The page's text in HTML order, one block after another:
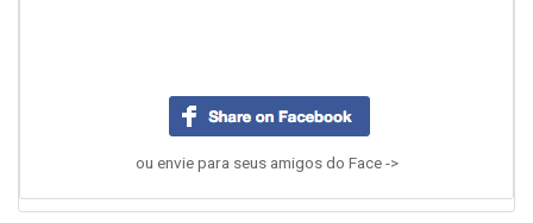
ou envie para seus amigos do Face ->